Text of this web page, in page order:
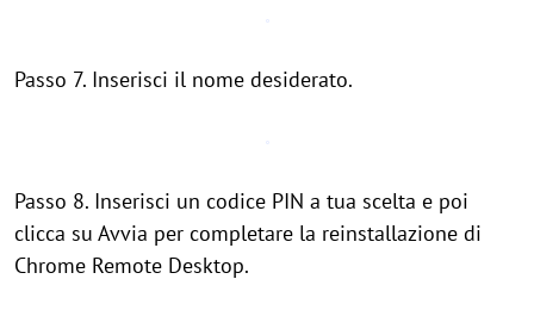
Passo 7. Inserisci il nome desiderato.
Passo 8. Inserisci un codice PIN a tua scelta e poi
clicca su Avvia per completare la reinstallazione di
Chrome Remote Desktop.